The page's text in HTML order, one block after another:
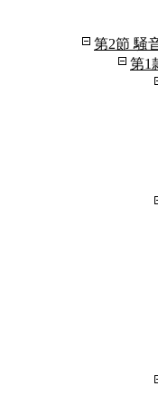
第2節 騒
第1